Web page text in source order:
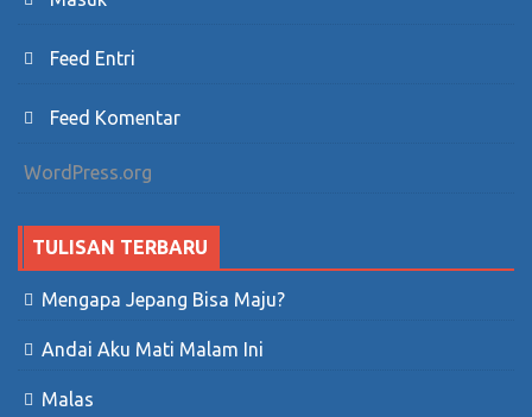
Feed Entri
Feed Komentar
WordPress.org
TULISAN TERBARU
Mengapa Jepang Bisa Maju?
Andai Aku Mati Malam Ini
Malas